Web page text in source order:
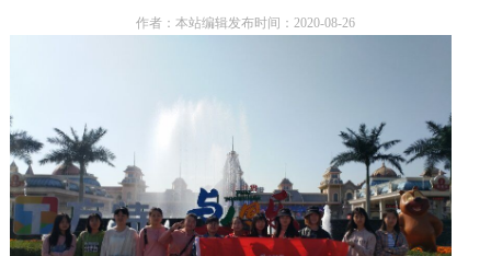
作者：本站编辑发布时间：2020-08-26